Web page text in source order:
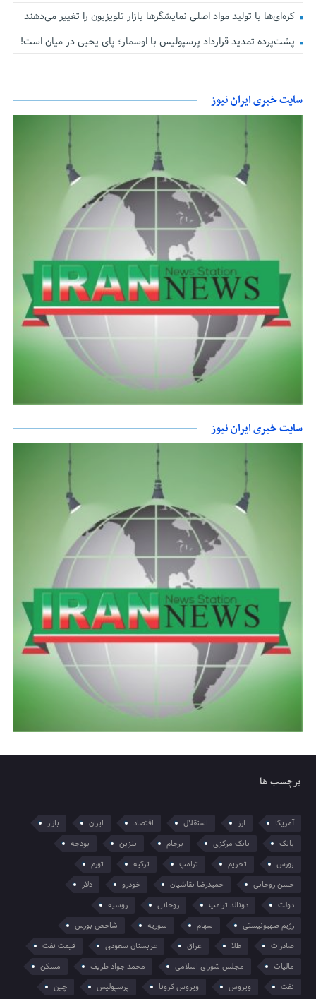
کره‌ای‌ها با تولید مواد اصلی نمایشگرها بازار تلویزیون را تغییر می‌دهند
پشت‌پرده تمدید قرارداد پرسپولیس با اوسمار؛ پای یحیی در میان است!
سایت خبری ایران نیوز
سایت خبری ایران نیوز
برچسب ها
آمریکا ارز استقلال اقتصاد ایران
بازار
بانک
بانک مرکزی برجام بنزین
بودجه
بورس
تحریم ترامپ ترکیه
تورم
حسن روحانی
حمیدرضا نقاشیان خودرو
دلار
دولت
دونالد ترامپ روحانی
روسیه
رژیم صهیونیستی
سهام سوریه
شاخص بورس
صادرات
طلا عراق عربستان سعودی
قیمت نفت
مالیات
مجلس شورای اسلامی محمد جواد ظریف
مسکن
نفت
ویروس ویروس کرونا پرسپولیس چین